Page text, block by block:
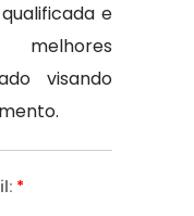
e
visando
*